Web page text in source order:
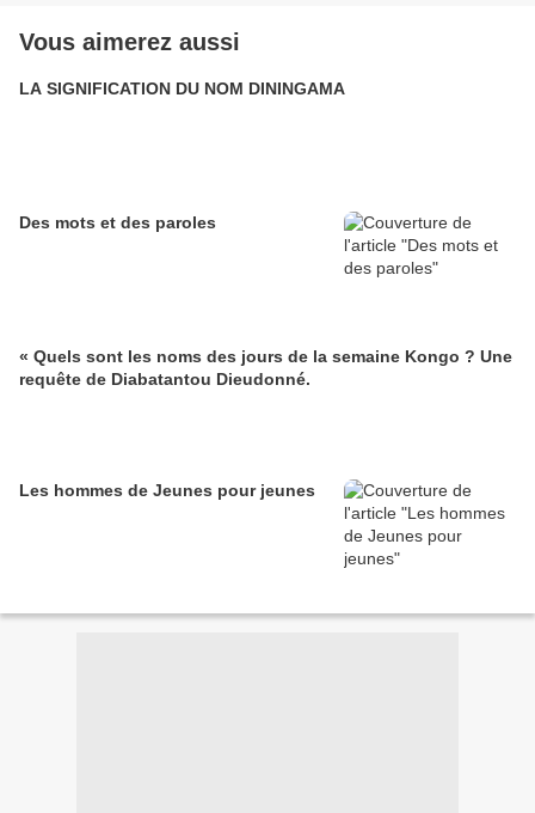
Vous aimerez aussi
LA SIGNIFICATION DU NOM DININGAMA
Des mots et des paroles
« Quels sont les noms des jours de la semaine Kongo ? Une
requête de Diabatantou Dieudonné.
Les hommes de Jeunes pour jeunes